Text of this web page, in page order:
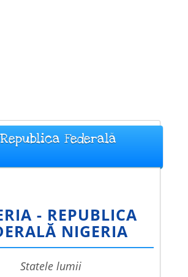
Federală
- REPUBLICA
NIGERIA
statele lumii